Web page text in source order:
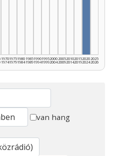
1970
1974
1975
1979
1980
1984
1985
1989
1990
1994
1995
1999
2000
2004
2005
2009
2010
2014
2015
2019
2020
2024
2025
2026
van hang